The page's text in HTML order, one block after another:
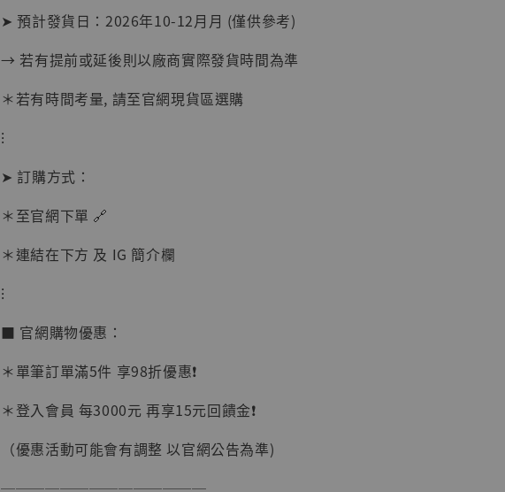
【現貨】
BJSTUDIO 1/6系列
可動蒐藏人偶 讓子
彈飛 鵝城縣長 張麻
子 [BK01]
➤ 預計發貨日：2026年10-12月月 (僅供參考)
→ 若有提前或延後則以廠商實際發貨時間為準
＊若有時間考量, 請至官網現貨區選購
⁝
➤ 訂購方式：
＊至官網下單 🔗
＊連結在下方 及 IG 簡介欄
⁝
■ 官網購物優惠：
＊單筆訂單滿5件 享98折優惠❗️
＊登入會員 每3000元 再享15元回饋金❗️
（優惠活動可能會有調整 以官網公告為準)
──────────────